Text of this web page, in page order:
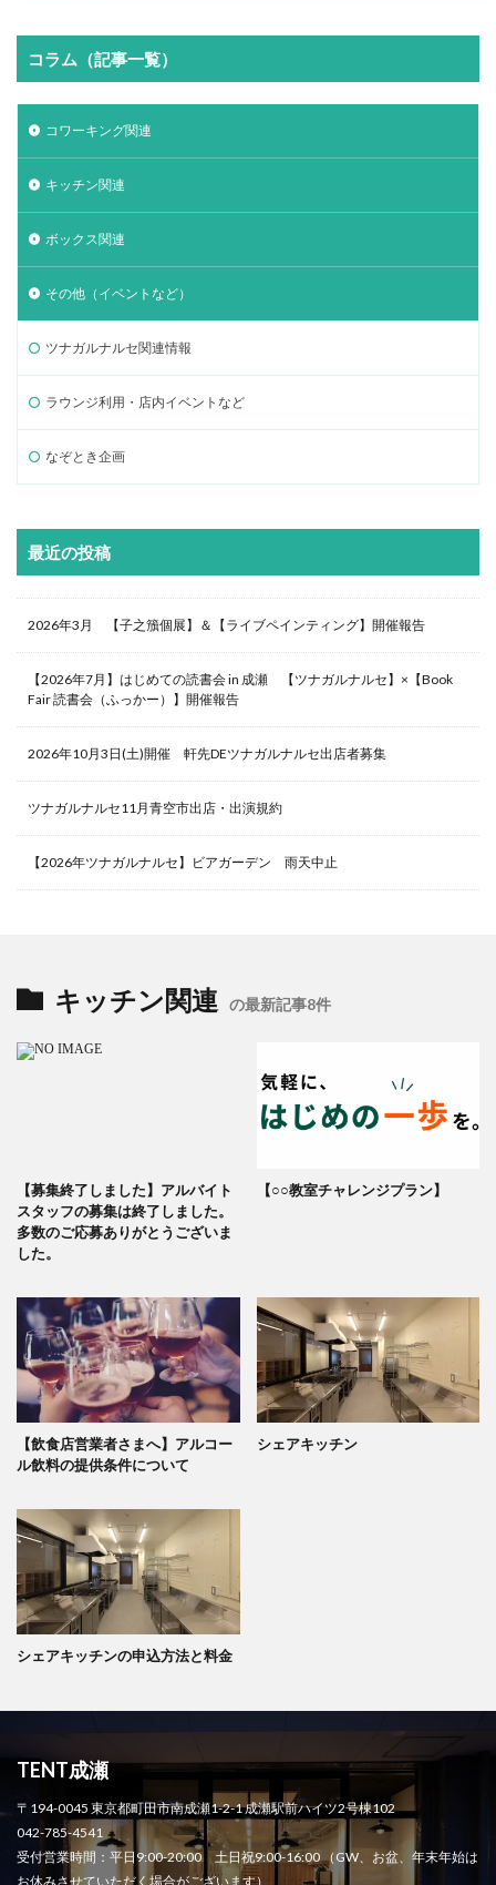
コラム（記事一覧）
コワーキング関連
キッチン関連
ボックス関連
その他（イベントなど）
ツナガルナルセ関連情報
ラウンジ利用・店内イベントなど
なぞとき企画
最近の投稿
2026年3月 【子之籏個展】＆【ライブペインティング】開催報告
【2026年7月】はじめての読書会 in 成瀬 【ツナガルナルセ】×【Book
Fair 読書会（ふっかー）】開催報告
2026年10月3日(土)開催 軒先DEツナガルナルセ出店者募集
ツナガルナルセ11月青空市出店・出演規約
【2026年ツナガルナルセ】ビアガーデン 雨天中止
キッチン関連 の最新記事8件
【募集終了しました】アルバイト
スタッフの募集は終了しました。
多数のご応募ありがとうございま
した。
【○○教室チャレンジプラン】
【飲食店営業者さまへ】アルコー
ル飲料の提供条件について
シェアキッチン
シェアキッチンの申込方法と料金
TENT成瀬
〒194-0045 東京都町田市南成瀬1-2-1 成瀬駅前ハイツ2号棟102
042-785-4541
受付営業時間：平日9:00-20:00 土日祝9:00-16:00 （GW、お盆、年末年始は
お休みさせていただく場合がございます）